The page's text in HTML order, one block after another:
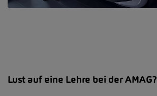
Lust auf eine Lehre bei der AMAG?